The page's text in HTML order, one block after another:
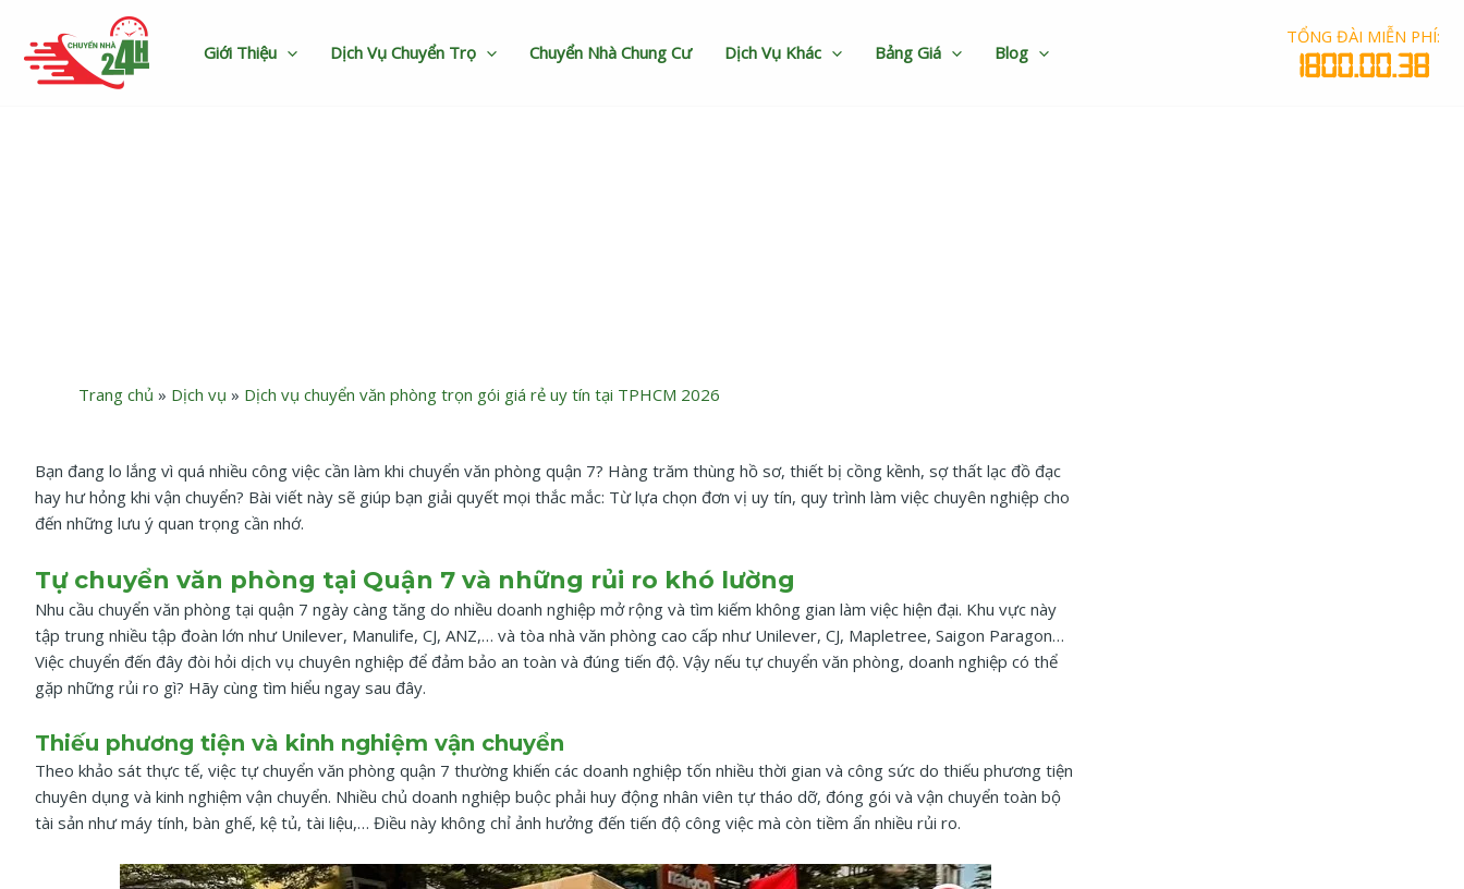
Giới Thiệu Dịch Vụ Chuyển Trọ Chuyển Nhà Chung Cư Dịch Vụ Khác Bảng Giá Blog
TỔNG ĐÀI MIỄN PHÍ:
1800.00.38
Trang chủ » Dịch vụ » Dịch vụ chuyển văn phòng trọn gói giá rẻ uy tín tại TPHCM 2026
Bạn đang lo lắng vì quá nhiều công việc cần làm khi chuyển văn phòng quận 7? Hàng trăm thùng hồ sơ, thiết bị cồng kềnh, sợ thất lạc đồ đạc
hay hư hỏng khi vận chuyển? Bài viết này sẽ giúp bạn giải quyết mọi thắc mắc: Từ lựa chọn đơn vị uy tín, quy trình làm việc chuyên nghiệp cho
đến những lưu ý quan trọng cần nhớ.
Tự chuyển văn phòng tại Quận 7 và những rủi ro khó lường
Nhu cầu chuyển văn phòng tại quận 7 ngày càng tăng do nhiều doanh nghiệp mở rộng và tìm kiếm không gian làm việc hiện đại. Khu vực này
tập trung nhiều tập đoàn lớn như Unilever, Manulife, CJ, ANZ,… và tòa nhà văn phòng cao cấp như Unilever, CJ, Mapletree, Saigon Paragon…
Việc chuyển đến đây đòi hỏi dịch vụ chuyên nghiệp để đảm bảo an toàn và đúng tiến độ. Vậy nếu tự chuyển văn phòng, doanh nghiệp có thể
gặp những rủi ro gì? Hãy cùng tìm hiểu ngay sau đây.
Thiếu phương tiện và kinh nghiệm vận chuyển
Theo khảo sát thực tế, việc tự chuyển văn phòng quận 7 thường khiến các doanh nghiệp tốn nhiều thời gian và công sức do thiếu phương tiện
chuyên dụng và kinh nghiệm vận chuyển. Nhiều chủ doanh nghiệp buộc phải huy động nhân viên tự tháo dỡ, đóng gói và vận chuyển toàn bộ
tài sản như máy tính, bàn ghế, kệ tủ, tài liệu,… Điều này không chỉ ảnh hưởng đến tiến độ công việc mà còn tiềm ẩn nhiều rủi ro.